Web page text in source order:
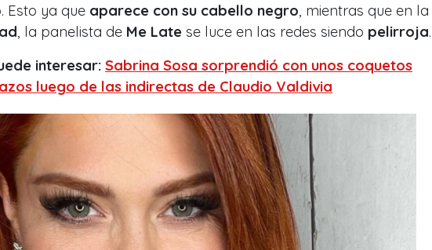
Esto ya que aparece con su cabello negro , mientras que en la
, la panelista de Me Late se luce en las redes siendo pelirroja.
interesar: Sabrina Sosa sorprendió con unos coquetos
luego de las indirectas de Claudio Valdivia